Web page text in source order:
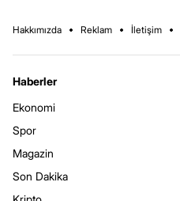
Hakkımızda Reklam İletişim
Haberler
Ekonomi
Spor
Magazin
Son Dakika